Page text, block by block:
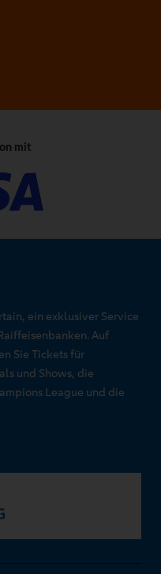
mit
ein exklusiver Service
Auf
Sie Tickets für
und Shows, die
League und die